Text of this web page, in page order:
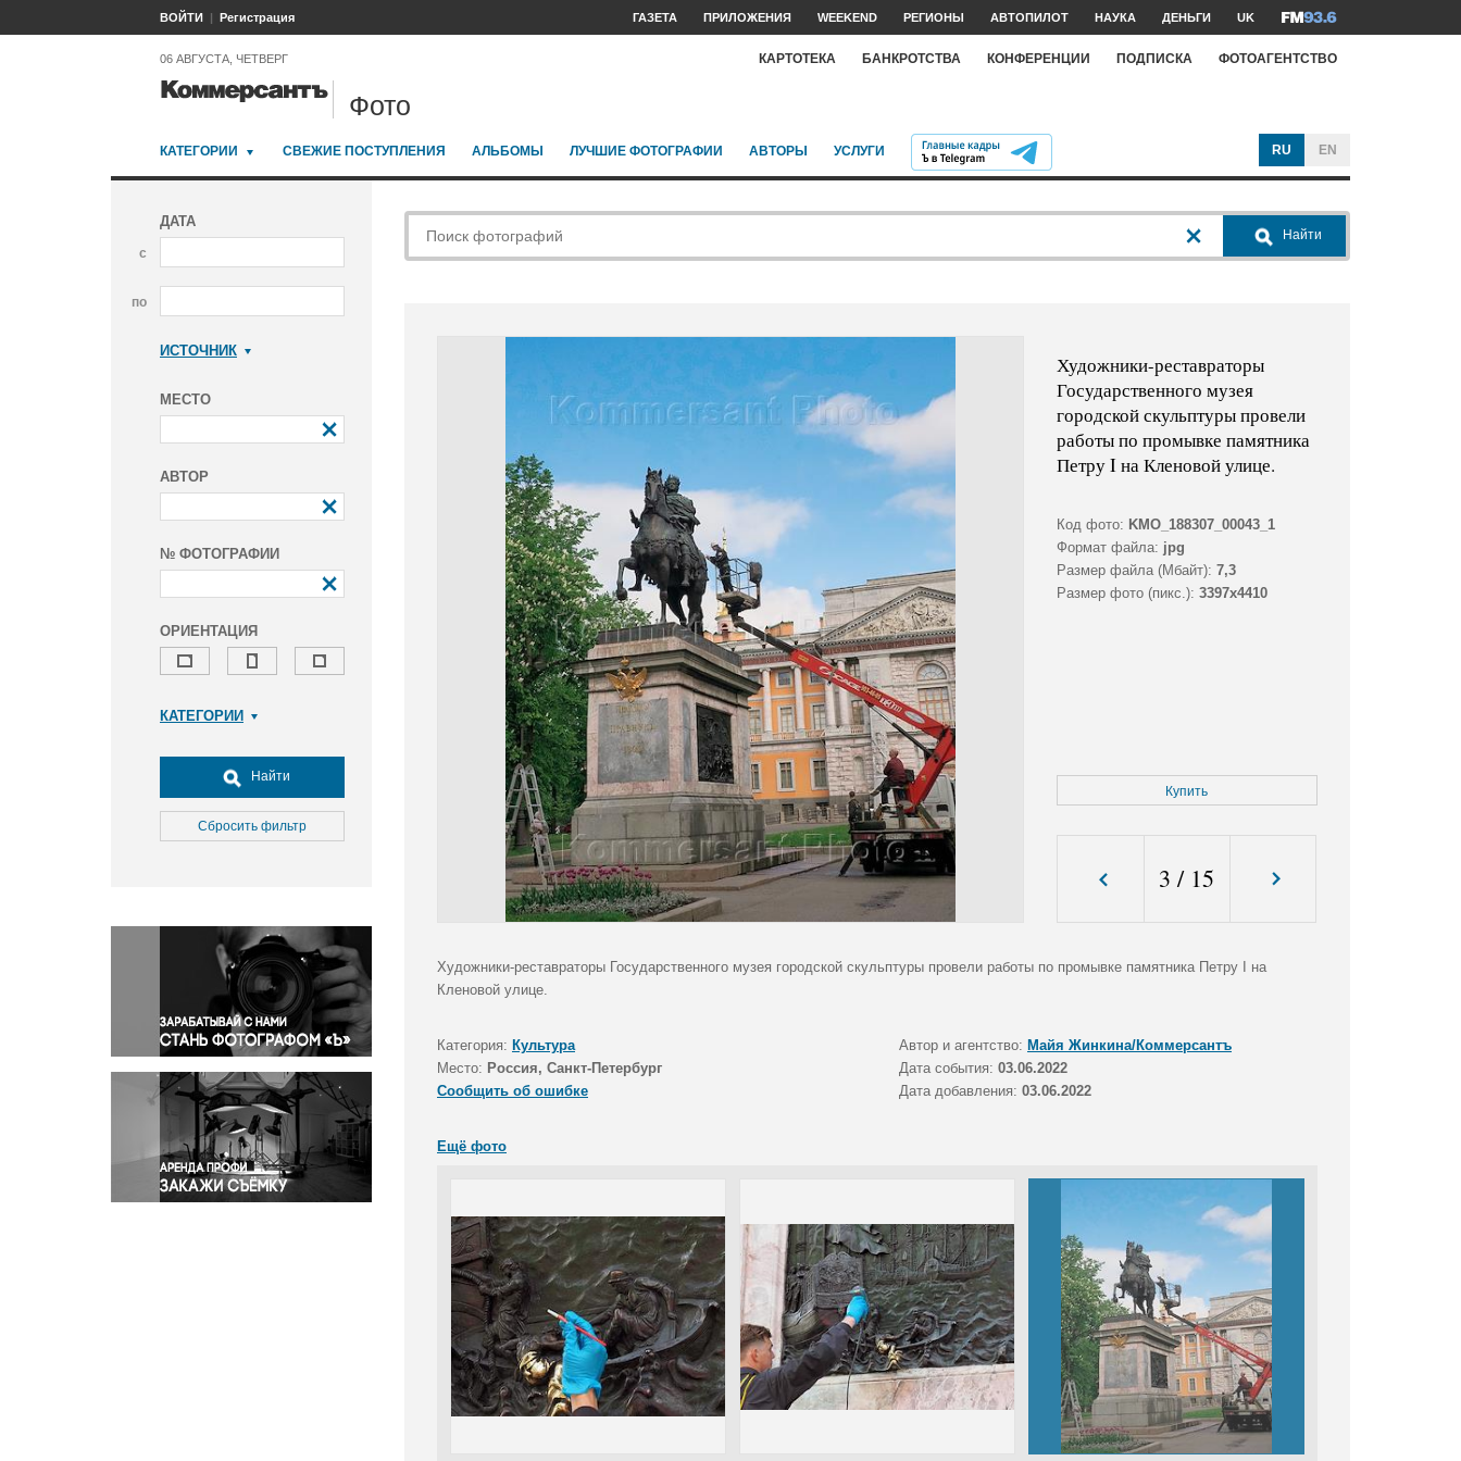
ВОЙТИ Регистрация ГАЗЕТА ПРИЛОЖЕНИЯ WEEKEND РЕГИОНЫ АВТОПИЛОТ НАУКА ДЕНЬГИ UK
06 АВГУСТА, ЧЕТВЕРГ КАРТОТЕКА БАНКРОТСТВА КОНФЕРЕНЦИИ ПОДПИСКА ФОТОАГЕНТСТВО
Фото
КАТЕГОРИИ СВЕЖИЕ ПОСТУПЛЕНИЯ АЛЬБОМЫ ЛУЧШИЕ ФОТОГРАФИИ АВТОРЫ УСЛУГИ RU EN
ДАТА
с
по
ИСТОЧНИК
МЕСТО
АВТОР
№ ФОТОГРАФИИ
ОРИЕНТАЦИЯ
КАТЕГОРИИ
Досуг, туризм и отдых
Культура
Медицина
Окружающая среда
Политика
Правосудие
Происшествия и конфликты
Религия
Светская жизнь
Спорт
Экология
Экономика и бизнес
Найти
Сбросить фильтр
Найти
Художники-реставраторы
Государственного музея
городской скульптуры провели
работы по промывке памятника
Петру I на Кленовой улице.
Код фото: KMO_188307_00043_1
Формат файла: jpg
Размер файла (Мбайт): 7,3
Размер фото (пикс.): 3397x4410
Купить
3 / 15
Художники-реставраторы Государственного музея городской скульптуры провели работы по промывке памятника Петру I на
Кленовой улице.
Категория: Культура Автор и агентство: Майя Жинкина/Коммерсантъ
Место: Россия, Санкт-Петербург Дата события: 03.06.2022
Сообщить об ошибке
Дата добавления: 03.06.2022
Ещё фото